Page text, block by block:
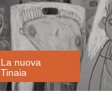
La nuova
Tinaia